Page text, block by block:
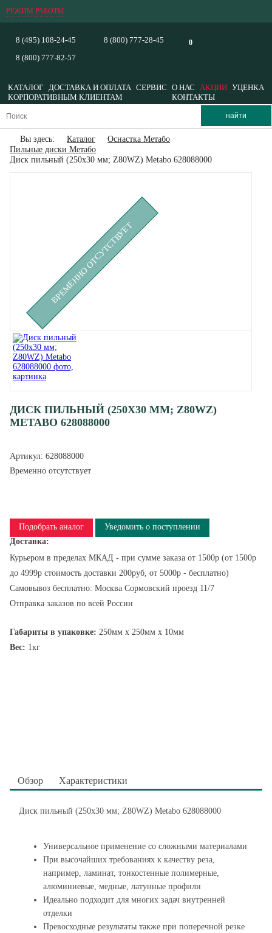
РЕЖИМ РАБОТЫ
0
8 (495) 108-24-45
8 (800) 777-82-57
8 (800) 777-28-45
КАТАЛОГ ДОСТАВКА И ОПЛАТА СЕРВИС О НАС АКЦИИ УЦЕНКА
КОРПОРАТИВНЫМ КЛИЕНТАМ
КОНТАКТЫ
Вы здесь: Каталог
Оснастка Метабо
Пильные диски Метабо
Диск пильный (250x30 мм; Z80WZ) Metabo 628088000
ВРЕМЕННО ОТСУТСТВУЕТ
ДИСК ПИЛЬНЫЙ (250X30 ММ; Z80WZ)
METABO 628088000
Артикул: 628088000
Временно отсутствует
Подобрать аналог
Уведомить о поступлении
Доставка:
Курьером в пределах МКАД - при сумме заказа от 1500р (от 1500р
до 4999р стоимость доставки 200руб, от 5000р - бесплатно)
Самовывоз бесплатно: Москва Сормовский проезд 11/7
Отправка заказов по всей России
Габариты в упаковке: 250мм x 250мм x 10мм
Вес: 1кг
Обзор Характеристики
Диск пильный (250x30 мм; Z80WZ) Metabo 628088000
Универсальное применение со сложными материалами
При высочайших требованиях к качеству реза,
например, ламинат, тонкостенные полимерные,
алюминиевые, медные, латунные профили
Идеально подходит для многих задач внутренней
отделки
Превосходные результаты также при поперечной резке